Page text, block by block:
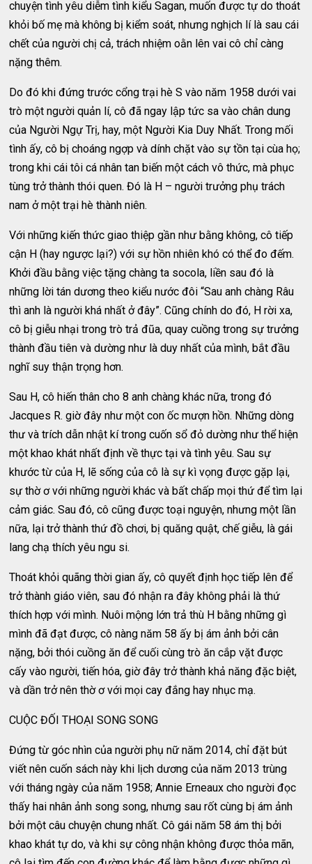
chuyện tình yêu diễm tình kiểu Sagan, muốn được tự do thoát
khỏi bố mẹ mà không bị kiểm soát, nhưng nghịch lí là sau cái
chết của người chị cả, trách nhiệm oằn lên vai cô chỉ càng
nặng thêm.
Do đó khi đứng trước cổng trại hè S vào năm 1958 dưới vai
trò một người quản lí, cô đã ngay lập tức sa vào chân dung
của Người Ngự Trị, hay, một Người Kia Duy Nhất. Trong mối
tình ấy, cô bị choáng ngợp và dính chặt vào sự tồn tại cùa họ;
trong khi cái tôi cá nhân tan biến một cách vô thức, mà phục
tùng trở thành thói quen. Đó là H – người trưởng phụ trách
nam ở một trại hè thành niên.
Với những kiến thức giao thiệp gần như bằng không, cô tiếp
cận H (hay ngược lại?) với sự hồn nhiên khó có thể đo đếm.
Khởi đầu bằng việc tặng chàng ta socola, liền sau đó là
những lời tán dương theo kiểu nước đôi “Sau anh chàng Râu
thì anh là người khá nhất ở đây”. Cũng chính do đó, H rời xa,
cô bị giễu nhại trong trò trả đũa, quay cuồng trong sự trưởng
thành đầu tiên và dường như là duy nhất của mình, bắt đầu
nghĩ suy thận trọng hơn.
Sau H, cô hiến thân cho 8 anh chàng khác nữa, trong đó
Jacques R. giờ đây như một con ốc mượn hồn. Những dòng
thư và trích dẫn nhật kí trong cuốn sổ đỏ dường như thể hiện
một khao khát nhất định về thực tại và tình yêu. Sau sự
khước từ của H, lẽ sống của cô là sự kì vọng được gặp lại,
sự thờ ơ với những người khác và bất chấp mọi thứ để tìm lại
cảm giác. Sau đó, cô cũng được toại nguyện, nhưng một lần
nữa, lại trở thành thứ đồ chơi, bị quăng quật, chế giễu, là gái
lang chạ thích yêu ngu si.
Thoát khỏi quãng thời gian ấy, cô quyết định học tiếp lên để
trở thành giáo viên, sau đó nhận ra đây không phải là thứ
thích hợp với mình. Nuôi mộng lớn trả thù H bằng những gì
mình đã đạt được, cô nàng năm 58 ấy bị ám ảnh bởi cân
nặng, bởi thói cuồng ăn để cuối cùng trò ăn cắp vặt được
cấy vào người, tiến hóa, giờ đây trở thành khả năng đặc biệt,
và dần trở nên thờ ơ với mọi cay đắng hay nhục mạ.
CUỘC ĐỐI THOẠI SONG SONG
Đứng từ góc nhìn của người phụ nữ năm 2014, chỉ đặt bút
viết nên cuốn sách này khi lịch dương của năm 2013 trùng
với tháng ngày của năm 1958; Annie Erneaux cho người đọc
thấy hai nhân ảnh song song, nhưng sau rốt cùng bị ám ảnh
bởi một câu chuyện chung nhất. Cô gái năm 58 ám thị bởi
khao khát tự do, và khi sự công nhận không được thỏa mãn,